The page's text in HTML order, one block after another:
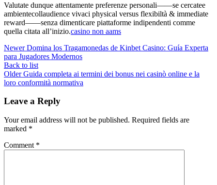
Valutate dunque attentamente preferenze personali——se cercatee
ambientecollaudience vivaci physical versus flexibiltà & immediate
reward——senza dimenticare piattaforme indipendenti comme
quella citata all’inizio.casino non ааms
Newer Domina los Tragamonedas de Kinbet Casino: Guía Experta
para Jugadores Modernos
Back to list
Older Guida completa ai termini dei bonus nei casinò online e la
loro conformità normativa
Leave a Reply
Your email address will not be published. Required fields are
marked *
Comment *